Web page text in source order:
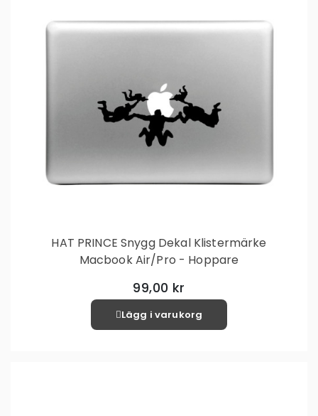
HAT PRINCE Snygg Dekal Klistermärke
Macbook Air/Pro - Hoppare
99,00 kr
Lägg i varukorg